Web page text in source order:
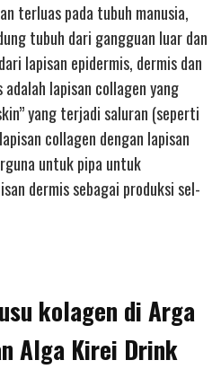
terluas pada tubuh manusia,
tubuh dari gangguan luar dan
lapisan epidermis, dermis dan
lapisan collagen yang
yang terjadi saluran (seperti
collagen dengan lapisan
untuk pipa untuk
dermis sebagai produksi sel-
kolagen di Arga
Alga Kirei Drink